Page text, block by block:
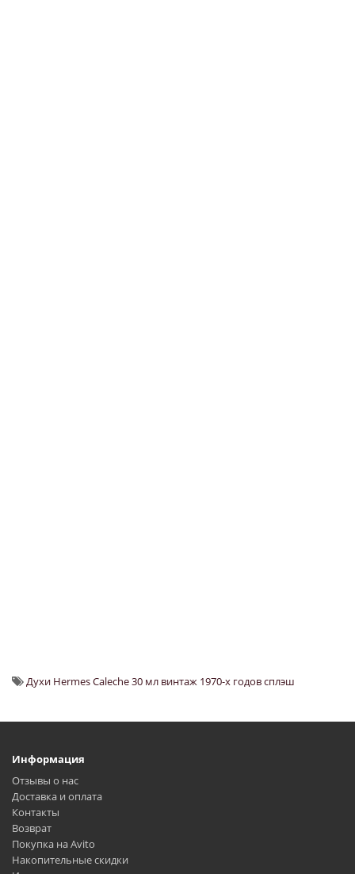
Духи Hermes Caleche 30 мл винтаж 1970-х годов сплэш
Информация
Отзывы о нас
Доставка и оплата
Контакты
Возврат
Покупка на Avito
Накопительные скидки